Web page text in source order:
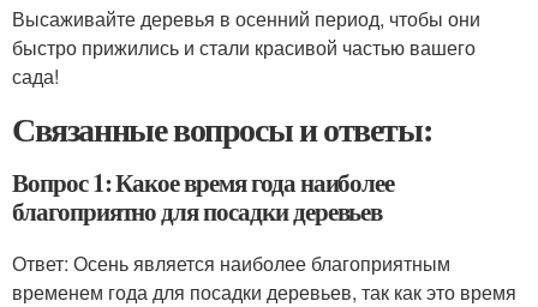
Высаживайте деревья в осенний период, чтобы они
быстро прижились и стали красивой частью вашего
сада!
Связанные вопросы и ответы:
Вопрос 1: Какое время года наиболее
благоприятно для посадки деревьев
Ответ: Осень является наиболее благоприятным
временем года для посадки деревьев, так как это время